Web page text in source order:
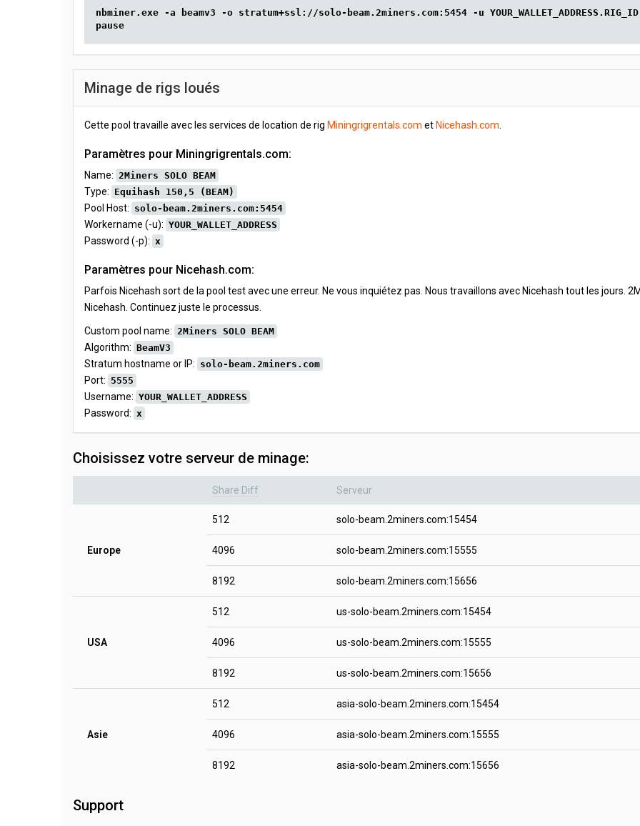
nbminer.exe -a beamv3 -o stratum+ssl://solo-beam.2miners.com:5454 -u YOUR_WALLET_ADDRESS.RIG_ID
pause
Minage de rigs loués
Cette pool travaille avec les services de location de rig Miningrigrentals.com et Nicehash.com
Paramètres pour Miningrigrentals.com:
Name: 2Miners SOLO BEAM
Type: Equihash 150,5 (BEAM)
Pool Host: solo-beam.2miners.com:5454
Workername (-u): YOUR_WALLET_ADDRESS
Password (-p): x
Paramètres pour Nicehash.com:
Parfois Nicehash sort de la pool test avec une erreur. Ne vous inquiétez pas. Nous travaillons avec Nicehash tout les jours.
Nicehash. Continuez juste le processus.
Custom pool name: 2Miners SOLO BEAM
Algorithm: BeamV3
Stratum hostname or IP: solo-beam.2miners.com
Port: 5555
Username: YOUR_WALLET_ADDRESS
Password: x
Choisissez votre serveur de minage:
Share Diff Serveur
Europe
512 solo-beam.2miners.com:15454
4096 solo-beam.2miners.com:15555
8192 solo-beam.2miners.com:15656
USA
512 us-solo-beam.2miners.com:15454
4096 us-solo-beam.2miners.com:15555
8192 us-solo-beam.2miners.com:15656
Asie
512 asia-solo-beam.2miners.com:15454
4096 asia-solo-beam.2miners.com:15555
8192 asia-solo-beam.2miners.com:15656
Support